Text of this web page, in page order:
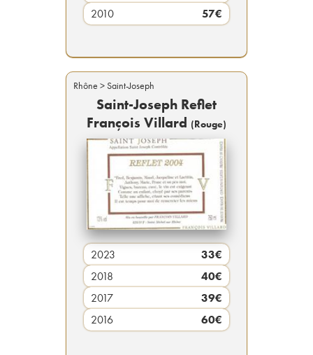
2010
57€
Rhône > Saint-Joseph
Saint-Joseph Reflet
François Villard (Rouge)
2023 33€
2018
40€
2017
39€
2016
60€